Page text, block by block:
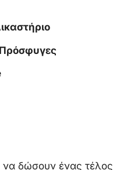
Πρόσφυγες
δώσουν ένας τέλος